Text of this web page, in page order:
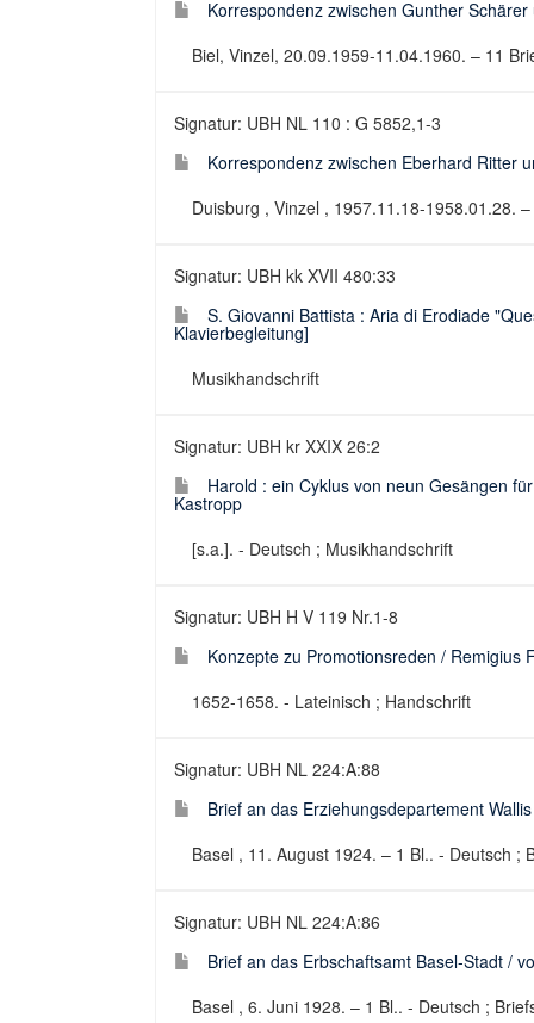
Korrespondenz zwischen Gunther
Biel, Vinzel, 20.09.1959-11.04.1960. – 11
Signatur: UBH NL 110 : G 5852,1-3
Korrespondenz zwischen Eberhard Ritter
Duisburg , Vinzel , 1957.11.18-1958.01.28.
Signatur: UBH kk XVII 480:33
S. Giovanni Battista : Aria di Erodiade
Klavierbegleitung]
Musikhandschrift
Signatur: UBH kr XXIX 26:2
Harold : ein Cyklus von neun Gesängen
Kastropp
[s.a.]. - Deutsch ; Musikhandschrift
Signatur: UBH H V 119 Nr.1-8
Konzepte zu Promotionsreden / Remigius
1652-1658. - Lateinisch ; Handschrift
Signatur: UBH NL 224:A:88
Brief an das Erziehungsdepartement
Basel , 11. August 1924. – 1 Bl.. - Deutsch ;
Signatur: UBH NL 224:A:86
Brief an das Erbschaftsamt Basel-Stadt /
Basel , 6. Juni 1928. – 1 Bl.. - Deutsch ;